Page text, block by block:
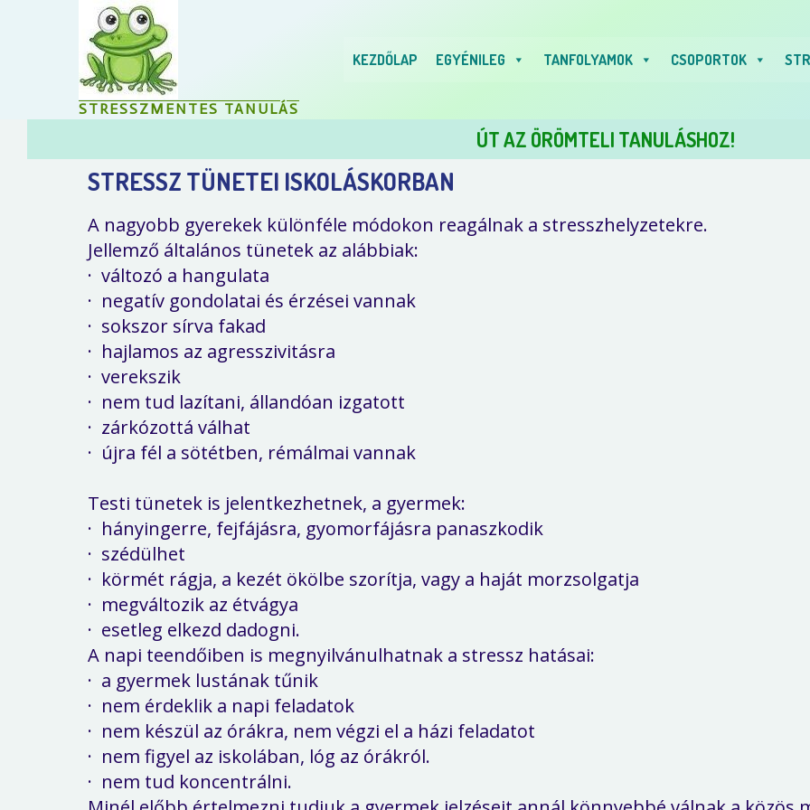
STRESSZMENTES TANULÁS
KEZDŐLAP EGYÉNILEG TANFOLYAMOK CSOPORTOK
ÚT AZ ÖRÖMTELI TANULÁSHOZ!
STRESSZ TÜNETEI ISKOLÁSKORBAN
A nagyobb gyerekek különféle módokon reagálnak a stresszhelyzetekre.
Jellemző általános tünetek az alábbiak:
· változó a hangulata
· negatív gondolatai és érzései vannak
· sokszor sírva fakad
· hajlamos az agresszivitásra
· verekszik
· nem tud lazítani, állandóan izgatott
· zárkózottá válhat
· újra fél a sötétben, rémálmai vannak
Testi tünetek is jelentkezhetnek, a gyermek:
· hányingerre, fejfájásra, gyomorfájásra panaszkodik
· szédülhet
· körmét rágja, a kezét ökölbe szorítja, vagy a haját morzsolgatja
· megváltozik az étvágya
· esetleg elkezd dadogni.
A napi teendőiben is megnyilvánulhatnak a stressz hatásai:
· a gyermek lustának tűnik
· nem érdeklik a napi feladatok
· nem készül az órákra, nem végzi el a házi feladatot
· nem figyel az iskolában, lóg az órákról.
· nem tud koncentrálni.